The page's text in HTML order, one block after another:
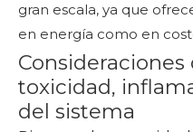
gran escala, ya que
en energía como en
toxicidad,
del sistema